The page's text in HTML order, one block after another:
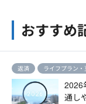
おすすめ
返済 ライフプラン・
2026
通し